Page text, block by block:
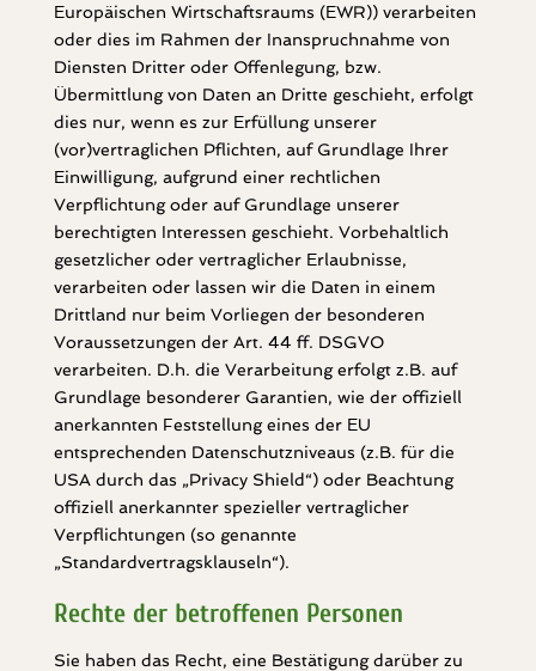
Europäischen Wirtschaftsraums (EWR)) verarbeiten
oder dies im Rahmen der Inanspruchnahme von
Diensten Dritter oder Offenlegung, bzw.
Übermittlung von Daten an Dritte geschieht, erfolgt
dies nur, wenn es zur Erfüllung unserer
(vor)vertraglichen Pflichten, auf Grundlage Ihrer
Einwilligung, aufgrund einer rechtlichen
Verpflichtung oder auf Grundlage unserer
berechtigten Interessen geschieht. Vorbehaltlich
gesetzlicher oder vertraglicher Erlaubnisse,
verarbeiten oder lassen wir die Daten in einem
Drittland nur beim Vorliegen der besonderen
Voraussetzungen der Art. 44 ff. DSGVO
verarbeiten. D.h. die Verarbeitung erfolgt z.B. auf
Grundlage besonderer Garantien, wie der offiziell
anerkannten Feststellung eines der EU
entsprechenden Datenschutzniveaus (z.B. für die
USA durch das „Privacy Shield“) oder Beachtung
offiziell anerkannter spezieller vertraglicher
Verpflichtungen (so genannte
„Standardvertragsklauseln“).
Rechte der betroffenen Personen
Sie haben das Recht, eine Bestätigung darüber zu